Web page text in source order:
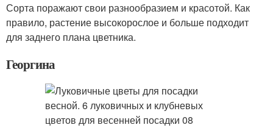
Сорта поражают свои разнообразием и красотой. Как
правило, растение высокорослое и больше подходит
для заднего плана цветника.
Георгина